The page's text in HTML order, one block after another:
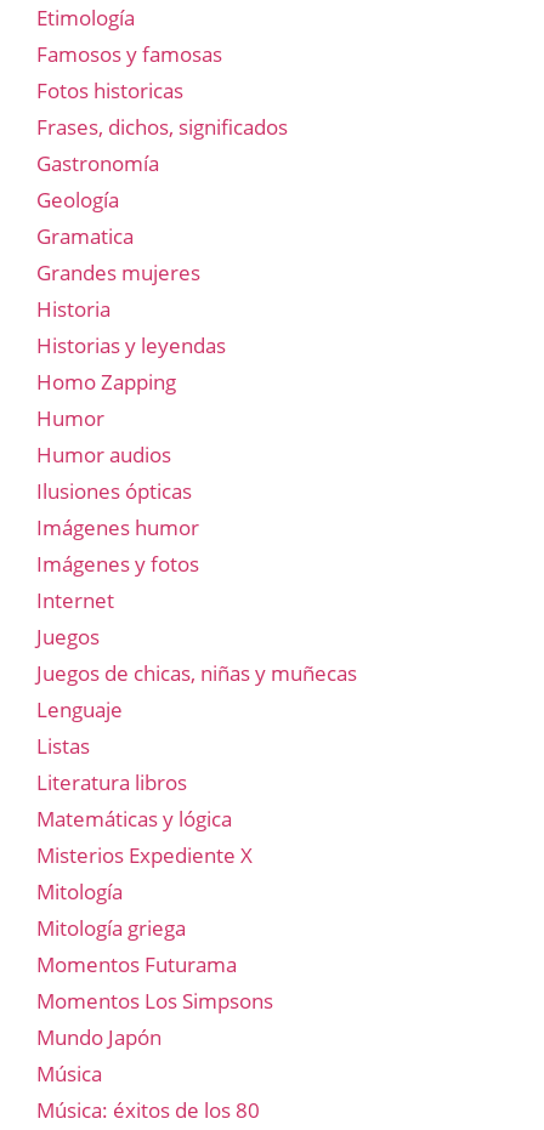
Etimología
Famosos y famosas
Fotos historicas
Frases, dichos, significados
Gastronomía
Geología
Gramatica
Grandes mujeres
Historia
Historias y leyendas
Homo Zapping
Humor
Humor audios
Ilusiones ópticas
Imágenes humor
Imágenes y fotos
Internet
Juegos
Juegos de chicas, niñas y muñecas
Lenguaje
Listas
Literatura libros
Matemáticas y lógica
Misterios Expediente X
Mitología
Mitología griega
Momentos Futurama
Momentos Los Simpsons
Mundo Japón
Música
Música: éxitos de los 80